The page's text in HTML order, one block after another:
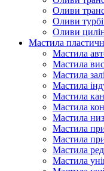
Оливи
Оливи
Оливи
Мастила
Мастила
Мастила
Мастила
Мастила
Мастила
Мастила
Мастила
Мастила
Мастила
Мастила
Мастила